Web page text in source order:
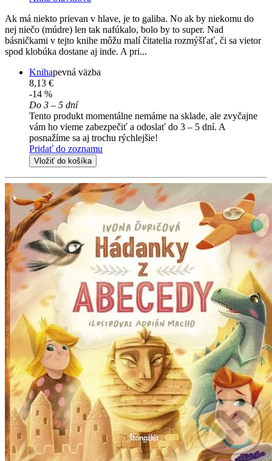
Ak má niekto prievan v hlave, je to galiba. No ak by niekomu do
nej niečo (múdre) len tak nafúkalo, bolo by to super. Nad
básničkami v tejto knihe môžu malí čitatelia rozmýšľať, či sa vietor
spod klobúka dostane aj inde. A pri...
Knihapevná väzba
8,13 €
-14 %
Do 3 – 5 dní
Tento produkt momentálne nemáme na sklade, ale zvyčajne
vám ho vieme zabezpečiť a odoslať do 3 – 5 dní. A
posnažíme sa aj trochu rýchlejšie!
Pridať do zoznamu
Vložiť do košíka